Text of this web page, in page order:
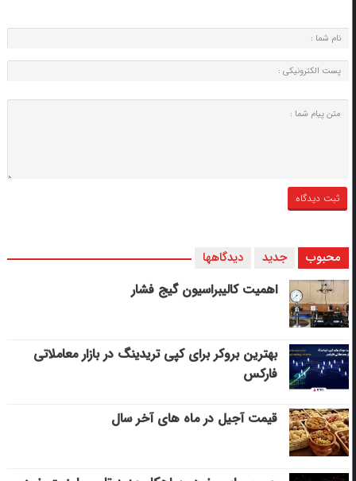
محبوب جدید دیدگاهها
اهمیت کالیبراسیون گیج فشار
بهترین بروکر برای کپی‌ تریدینگ در بازار معاملاتی
فارکس
قیمت آجیل در ماه های آخر سال